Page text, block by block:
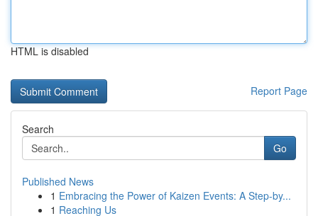
HTML is disabled
Report Page
Search
Go
Published News
1 Embracing the Power of Kaizen Events: A Step-by...
1 Reaching Us